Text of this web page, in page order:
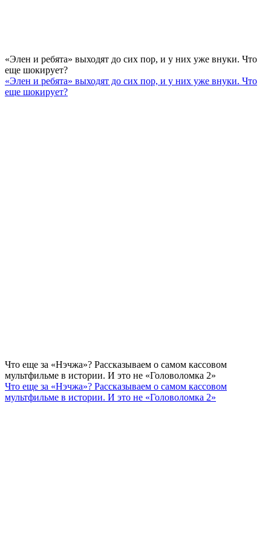
«Элен и ребята» выходят до сих пор, и у них уже внуки. Что
еще шокирует?
«Элен и ребята» выходят до сих пор, и у них уже внуки. Что
еще шокирует?
Что еще за «Нэчжа»? Рассказываем о самом кассовом
мультфильме в истории. И это не «Головоломка 2»
Что еще за «Нэчжа»? Рассказываем о самом кассовом
мультфильме в истории. И это не «Головоломка 2»